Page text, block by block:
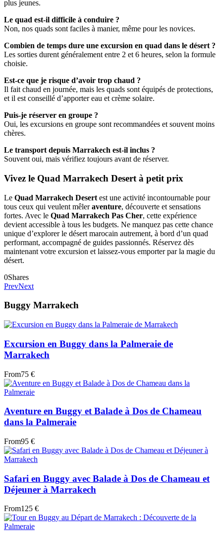
plus jeunes.
Le quad est-il difficile à conduire ?
Non, nos quads sont faciles à manier, même pour les novices.
Combien de temps dure une excursion en quad dans le désert ?
Les sorties durent généralement entre 2 et 6 heures, selon la formule
choisie.
Est-ce que je risque d’avoir trop chaud ?
Il fait chaud en journée, mais les quads sont équipés de protections,
et il est conseillé d’apporter eau et crème solaire.
Puis-je réserver en groupe ?
Oui, les excursions en groupe sont recommandées et souvent moins
chères.
Le transport depuis Marrakech est-il inclus ?
Souvent oui, mais vérifiez toujours avant de réserver.
Vivez le Quad Marrakech Desert à petit prix
Le Quad Marrakech Desert est une activité incontournable pour
tous ceux qui veulent mêleraventure, découverte et sensations
fortes. Avec le Quad Marrakech Pas Cher, cette expérience
devient accessible à tous les budgets. Ne manquez pas cette chance
unique d’explorer le désert marocain autrement, à bord d’un quad
performant, accompagné de guides passionnés. Réservez dès
maintenant votre excursion et laissez-vous emporter par la magie du
désert.
0Shares
PrevNext
Buggy Marrakech
Excursion en Buggy dans la Palmeraie de
Marrakech
From75 €
Aventure en Buggy et Balade à Dos de Chameau
dans la Palmeraie
From95 €
Safari en Buggy avec Balade à Dos de Chameau et
Déjeuner à Marrakech
From125 €